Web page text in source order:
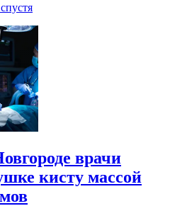
врачи
кисту массой